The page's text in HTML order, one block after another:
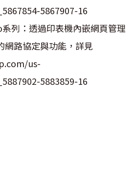
5867907-16
列：透過印表機內嵌網頁管理
網路協定與功能，詳見
us-
5883859-16